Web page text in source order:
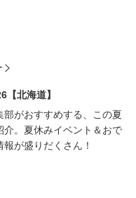
【北海道】
部がおすすめする、この夏
介。夏休みイベント＆おで
が盛りだくさん！